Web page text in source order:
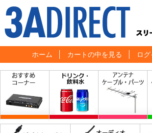
ホーム カートの中を見る ロ